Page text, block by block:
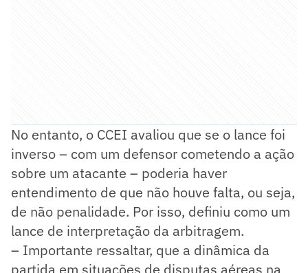
No entanto, o CCEI avaliou que se o lance foi
inverso – com um defensor cometendo a ação
sobre um atacante – poderia haver
entendimento de que não houve falta, ou seja,
de não penalidade. Por isso, definiu como um
lance de interpretação da arbitragem.
– Importante ressaltar, que a dinâmica da
partida em situações de disputas aéreas na